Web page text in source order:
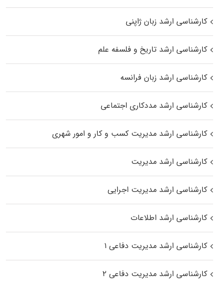
کارشناسی ارشد زبان ژاپنی
کارشناسی ارشد تاریخ و فلسفه علم
کارشناسی ارشد زبان فرانسه
کارشناسی ارشد مددکاری اجتماعی
کارشناسی ارشد مدیریت کسب و کار و امور شهری
کارشناسی ارشد مدیریت
کارشناسی ارشد مدیریت اجرایی
کارشناسی ارشد اطلاعات
کارشناسی ارشد مدیریت دفاعی ۱
کارشناسی ارشد مدیریت دفاعی ۲